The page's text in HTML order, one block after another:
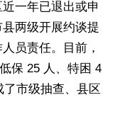
一年已退出或申
两级开展约谈提
员责任。目前，
保 25 人、特困 4
了市级抽查、县区